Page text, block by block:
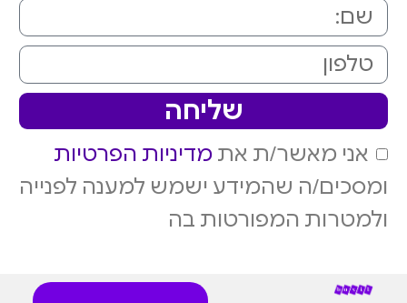
אני מאשר/ת את מדיניות הפרטיות
ומסכים/ה שהמידע ישמש למענה לפנייה
ולמטרות המפורטות בה
שליחה